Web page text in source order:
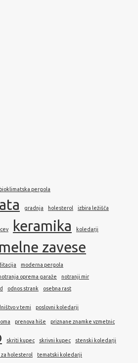
bioklimatska pergola
gradnja holesterol izbira ležišča
keramika koledarji
zavese
moderna pergola
oprema garaže
notranji mir
odnos strank osebna rast
v temi poslovni koledarji
prenova hiše priznane znamke vzmetnic
skriti kupec skrivni kupec stenski koledarji
holesterol tematski koledarji